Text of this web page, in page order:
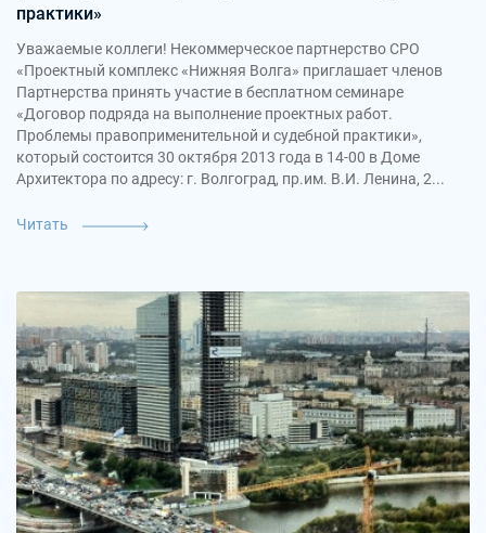
практики»
Уважаемые коллеги! Некоммерческое партнерство СРО
«Проектный комплекс «Нижняя Волга» приглашает членов
Партнерства принять участие в бесплатном семинаре
«Договор подряда на выполнение проектных работ.
Проблемы правоприменительной и судебной практики»,
который состоится 30 октября 2013 года в 14-00 в Доме
Архитектора по адресу: г. Волгоград, пр.им. В.И. Ленина, 2...
Читать